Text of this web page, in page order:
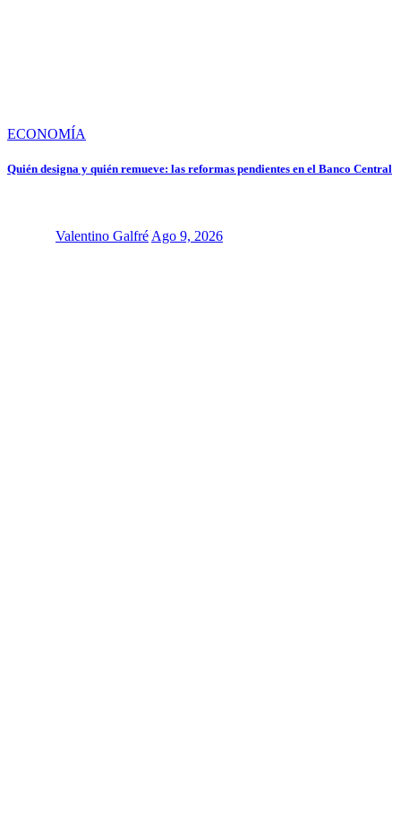
ECONOMÍA
Quién designa y quién remueve: las reformas pendientes en el Banco Central
Valentino GalfréAgo 9, 2026